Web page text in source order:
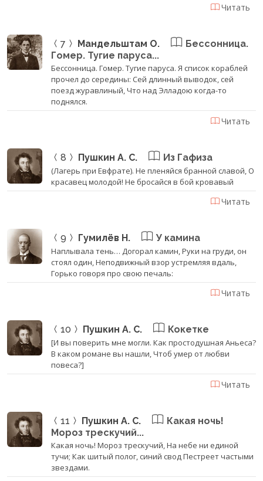
Читать
7 Мандельштам О.
Бессонница.
Гомер. Тугие паруса...
Бессонница. Гомер. Тугие паруса. Я список кораблей
прочел до середины: Сей длинный выводок, сей
поезд журавлиный, Что над Элладою когда-то
поднялся.
Читать
8 Пушкин А. С. Из Гафиза
(Лагерь при Евфрате). Не пленяйся бранной славой, О
красавец молодой! Не бросайся в бой кровавый
Читать
9 Гумилёв Н. У камина
Наплывала тень… Догорал камин, Руки на груди, он
стоял один, Неподвижный взор устремляя вдаль,
Горько говоря про свою печаль:
Читать
10 Пушкин А. С. Кокетке
[И вы поверить мне могли. Как простодушная Аньеса?
В каком романе вы нашли, Чтоб умер от любви
повеса?]
Читать
11 Пушкин А. С.
Какая ночь!
Мороз трескучий...
Какая ночь! Мороз трескучий, На небе ни единой
тучи; Как шитый полог, синий свод Пестреет частыми
звездами.